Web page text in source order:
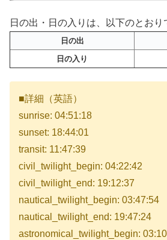
日の出・日の入りは、以下のとおり
日の出
日の入り
■詳細（英語）
sunrise: 04:51:18
sunset: 18:44:01
transit: 11:47:39
civil_twilight_begin: 04:22:42
civil_twilight_end: 19:12:37
nautical_twilight_begin: 03:47:54
nautical_twilight_end: 19:47:24
astronomical_twilight_begin: